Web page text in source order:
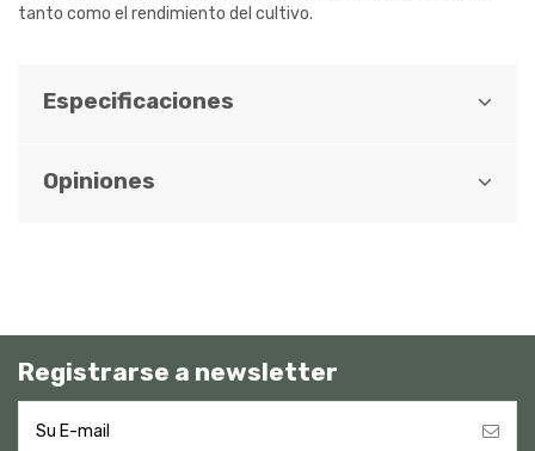
tanto como el rendimiento del cultivo.
Especificaciones
Opiniones
Registrarse a newsletter